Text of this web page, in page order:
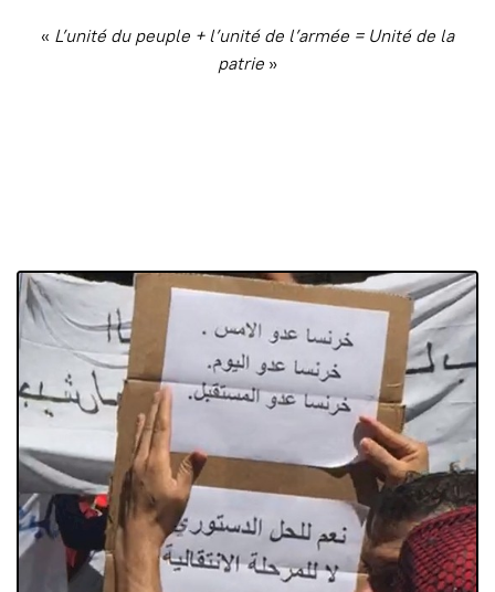
« L’unité du peuple + l’unité de l’armée = Unité de la
patrie »